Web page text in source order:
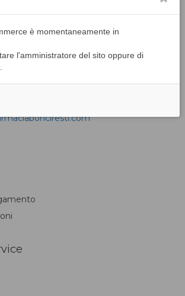
la volontà di accettare la ricezione di
da parte del portale
è momentaneamente in
l'amministratore del sito oppure di